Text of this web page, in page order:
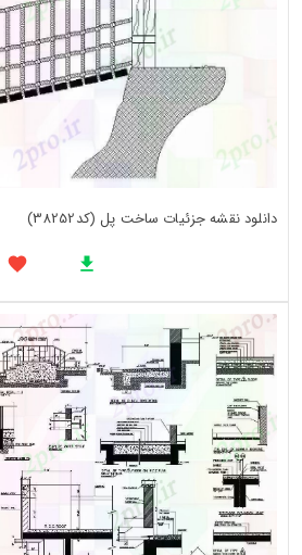
دانلود نقشه جزئیات ساخت پل (کد38252)